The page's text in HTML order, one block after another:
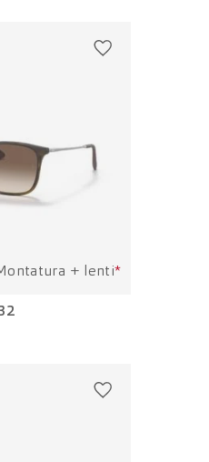
+ lenti*